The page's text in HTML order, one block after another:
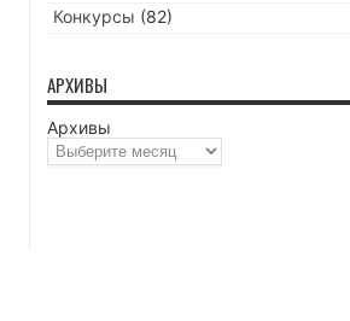
Конкурсы (82)
АРХИВЫ
Архивы